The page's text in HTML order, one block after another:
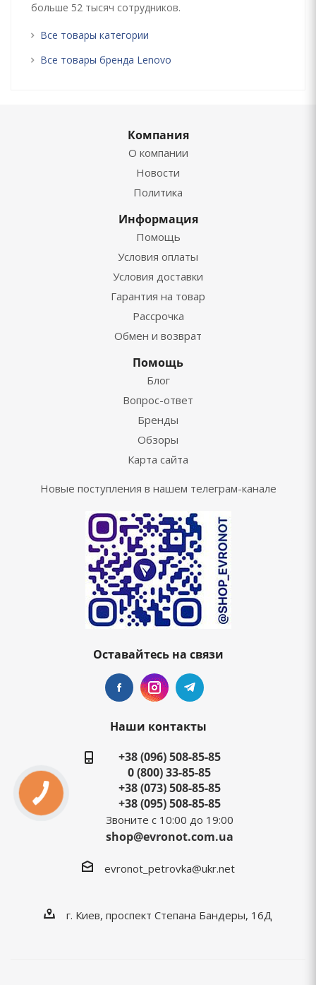
больше 52 тысяч сотрудников.
Все товары категории
Все товары бренда Lenovo
Компания
О компании
Новости
Политика
Информация
Помощь
Условия оплаты
Условия доставки
Гарантия на товар
Рассрочка
Обмен и возврат
Помощь
Блог
Вопрос-ответ
Бренды
Обзоры
Карта сайта
Новые поступления в нашем телеграм-канале
Оставайтесь на связи
Наши контакты
+38 (096) 508-85-85
0 (800) 33-85-85
+38 (073) 508-85-85
+38 (095) 508-85-85
Звоните с 10:00 до 19:00
shop@evronot.com.ua
evronot_petrovka@ukr.net
г. Киев, проспект Степана Бандеры, 16Д